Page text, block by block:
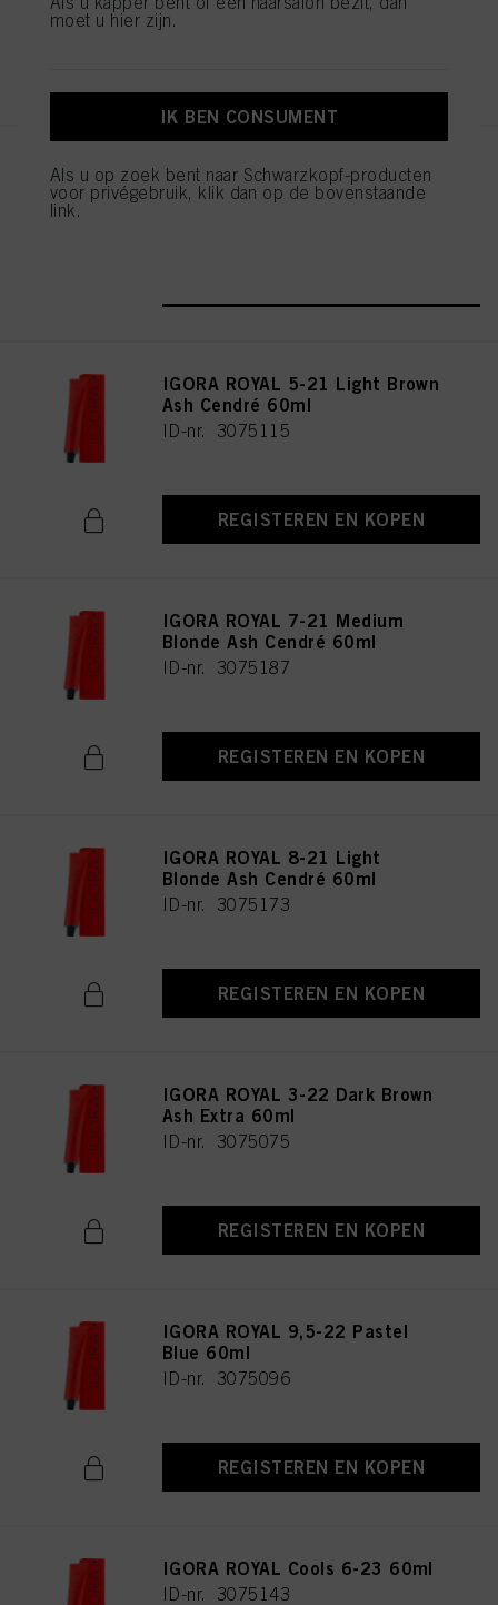
IGORA ROYAL Cools 9-19 60ml
ID-nr. 3075087
IGORA ROYAL 5-21 Light Brown
Ash Cendré 60ml
ID-nr. 3075115
REGISTEREN EN KOPEN
IGORA ROYAL 7-21 Medium
Blonde Ash Cendré 60ml
ID-nr. 3075187
REGISTEREN EN KOPEN
IGORA ROYAL 8-21 Light
Blonde Ash Cendré 60ml
ID-nr. 3075173
REGISTEREN EN KOPEN
IGORA ROYAL 3-22 Dark Brown
Ash Extra 60ml
ID-nr. 3075075
REGISTEREN EN KOPEN
IGORA ROYAL 9,5-22 Pastel
Blue 60ml
ID-nr. 3075096
REGISTEREN EN KOPEN
IGORA ROYAL Cools 6-23 60ml
ID-nr. 3075143
moet u hier zijn.
IK BEN CONSUMENT
Als u op zoek bent naar Schwarzkopf-producten
voor privégebruik, klik dan op de bovenstaande
link.